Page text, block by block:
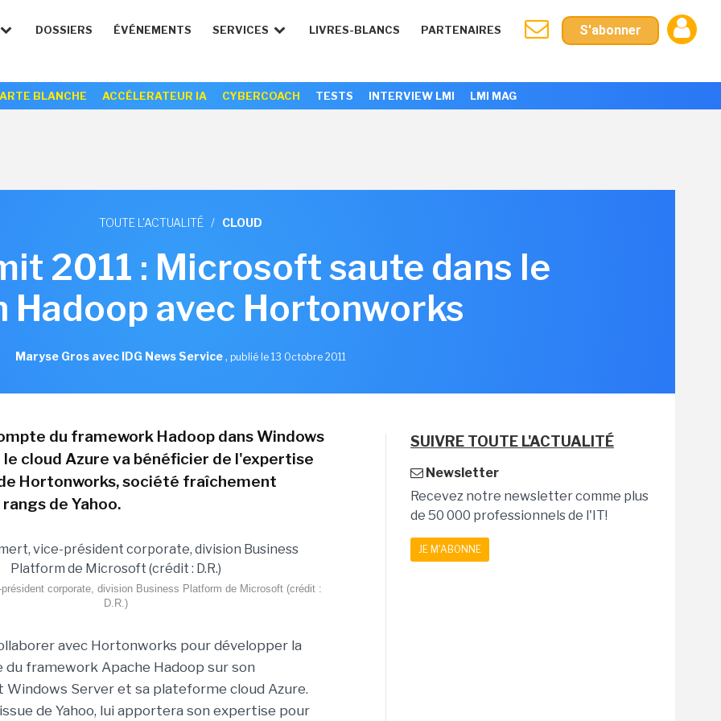
DOSSIERS ÉVÉNEMENTS SERVICES LIVRES-BLANCS PARTENAIRES S'abonner
BLANCHE ACCÉLERATEUR IA CYBERCOACH TESTS INTERVIEW LMI LMI MAG
TOUTE L'ACTUALITÉ / CLOUD
2011 : Microsoft saute dans le
Hadoop avec Hortonworks
Maryse Gros avec IDG News Service, publié le 13 Octobre 2011
du framework Hadoop dans Windows
cloud Azure va bénéficier de l'expertise
Hortonworks, société fraîchement
de Yahoo.
corporate, division Business Platform de Microsoft (crédit :
D.R.)
avec Hortonworks pour développer la
du framework Apache Hadoop sur son
Windows Server et sa plateforme cloud Azure.
de Yahoo, lui apportera son expertise pour
SUIVRE TOUTE L'ACTUALITÉ
Newsletter
Recevez notre newsletter comme plus
de 50 000 professionnels de l'IT!
JE M'ABONNE